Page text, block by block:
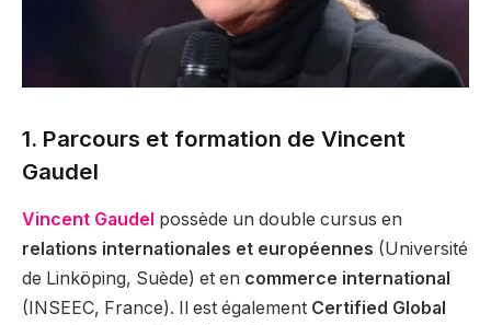
1. Parcours et formation de Vincent
Gaudel
Vincent Gaudel possède un double cursus en
relations internationales et européennes (Université
de Linköping, Suède) et en commerce international
(INSEEC, France). Il est également Certified Global